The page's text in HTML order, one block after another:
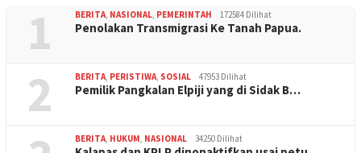
1 BERITA NASIONAL PEMERINTAH 172584 Dilihat
Penolakan Transmigrasi Ke Tanah Papua.
2 BERITA PERISTIWA SOSIAL 47953 Dilihat
Pemilik Pangkalan Elpiji yang di Sidak B…
BERITA HUKUM NASIONAL 34250 Dilihat